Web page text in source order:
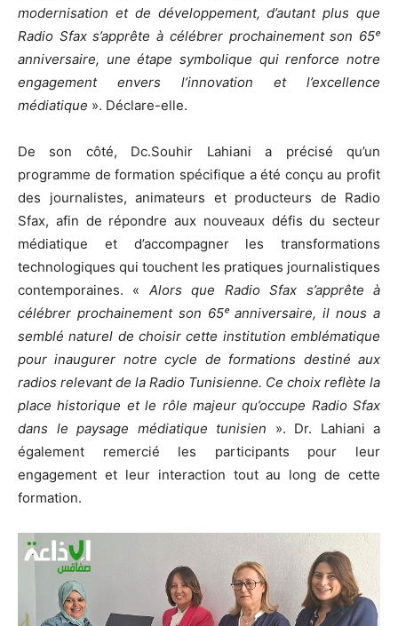
modernisation et de développement, d’autant plus que
Radio Sfax s’apprête à célébrer prochainement son 65ᵉ
anniversaire, une étape symbolique qui renforce notre
engagement envers l’innovation et l’excellence
médiatique ». Déclare-elle.
De son côté, Dc.Souhir Lahiani a précisé qu’un
programme de formation spécifique a été conçu au profit
des journalistes, animateurs et producteurs de Radio
Sfax, afin de répondre aux nouveaux défis du secteur
médiatique et d’accompagner les transformations
technologiques qui touchent les pratiques journalistiques
contemporaines. « Alors que Radio Sfax s’apprête à
célébrer prochainement son 65ᵉ anniversaire, il nous a
semblé naturel de choisir cette institution emblématique
pour inaugurer notre cycle de formations destiné aux
radios relevant de la Radio Tunisienne. Ce choix reflète la
place historique et le rôle majeur qu’occupe Radio Sfax
dans le paysage médiatique tunisien ». Dr. Lahiani a
également remercié les participants pour leur
engagement et leur interaction tout au long de cette
formation.